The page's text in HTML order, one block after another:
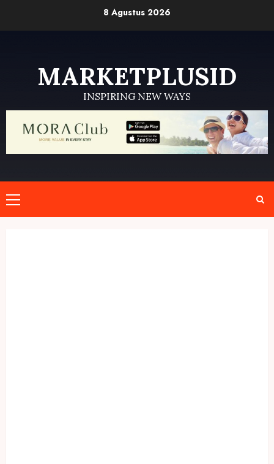
8 Agustus 2026
MARKETPLUSID
INSPIRING NEW WAYS
Primary
Menu